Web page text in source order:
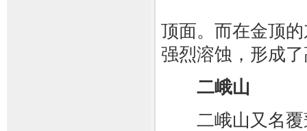
顶面。而在金顶
强烈溶蚀，形成
二峨山
二峨山又名覆